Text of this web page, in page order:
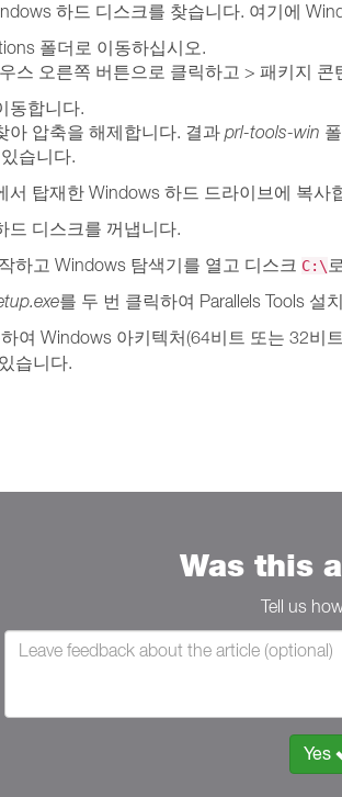
하드 디스크를 찾습니다. 여기에
폴더로 이동하십시오.
스 오른쪽 버튼으로 클릭하고 > 패키지
동합니다.
아 압축을 해제합니다. 결과 prl-tools-win
습니다.
서 탑재한 Windows 하드 드라이브에 복사
드 디스크를 꺼냅니다.
하고 Windows 탐색기를 열고 디스크 C:\
를 두 번 클릭하여 Parallels Tools 설
여 Windows 아키텍처(64비트 또는 32비
습니다.
Was this
Tell us
Yes